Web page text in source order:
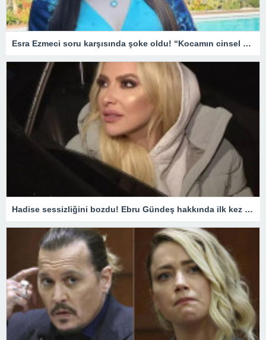
Esra Ezmeci soru karşısında şoke oldu! “Kocamın cinsel organı küçük tuzlu suyla…”
Hadise sessizliğini bozdu! Ebru Gündeş hakkında ilk kez konuştu